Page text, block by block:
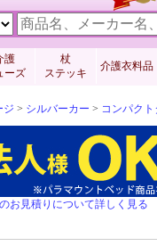
護
ーズ
杖
ステッキ
介護衣料品
ジ > シルバーカー > コンパク
お見積りについて詳しく見る